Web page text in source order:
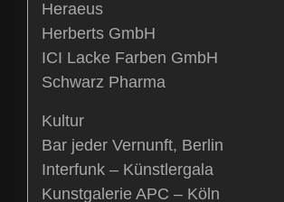
Heraeus
Herberts GmbH
ICI Lacke Farben GmbH
Schwarz Pharma
Kultur
Bar jeder Vernunft, Berlin
Interfunk – Künstlergala
Kunstgalerie APC – Köln